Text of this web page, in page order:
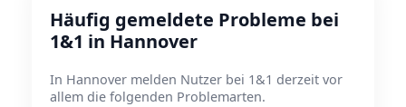
Häufig gemeldete Probleme bei
1&1 in Hannover
In Hannover melden Nutzer bei 1&1 derzeit vor
allem die folgenden Problemarten.